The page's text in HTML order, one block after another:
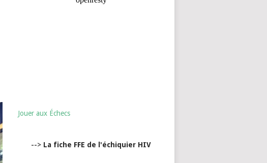
Jouer aux Échecs
--> La fiche FFE de l'échiquier HIV